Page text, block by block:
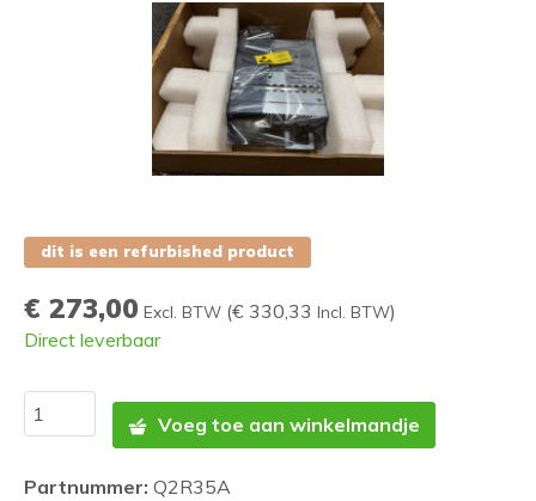
dit is een refurbished product
€ 273,00 Excl. BTW (€ 330,33 Incl. BTW)
Direct leverbaar
Voeg toe aan winkelmandje
Partnummer: Q2R35A